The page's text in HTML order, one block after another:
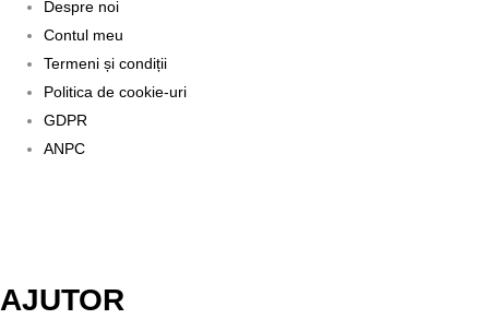
Despre noi
Contul meu
Termeni și condiții
Politica de cookie-uri
GDPR
ANPC
AJUTOR